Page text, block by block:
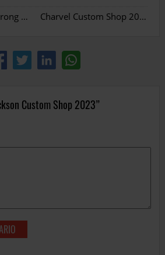
Charvel Custom Shop 2023
Custom Shop 2023